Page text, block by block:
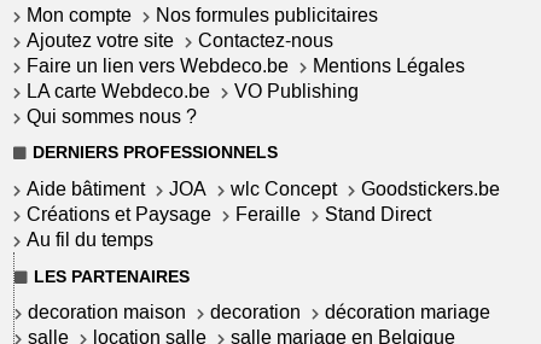
Mon compte
Nos formules publicitaires
Ajoutez votre site
Contactez-nous
Faire un lien vers Webdeco.be
Mentions Légales
LA carte Webdeco.be
VO Publishing
Qui sommes nous ?
DERNIERS PROFESSIONNELS
Aide bâtiment JOA wlc Concept
Goodstickers.be
Créations et Paysage
Feraille
Stand Direct
Au fil du temps
LES PARTENAIRES
decoration maison decoration
décoration mariage
salle
location salle salle mariage en Belgique